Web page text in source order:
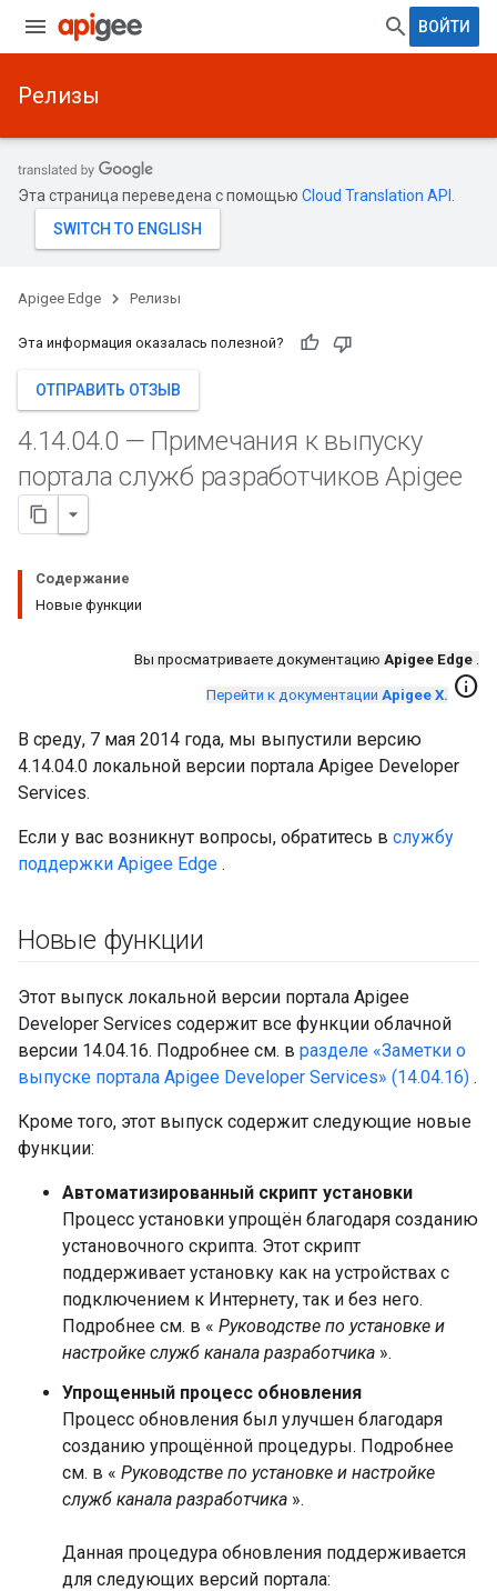
ВОЙТИ
Релизы
Эта страница переведена с помощью Cloud Translation API
Apigee Edge Релизы
Эта информация оказалась полезной?
ОТПРАВИТЬ ОТЗЫВ
4.14.04.0 — Примечания к выпуску
портала служб разработчиков Apigee
Содержание
Новые функции
Вы просматриваете документацию Apigee Edge .
Перейти к документации Apigee X. info
В среду, 7 мая 2014 года, мы выпустили версию
4.14.04.0 локальной версии портала Apigee Developer
Services.
Если у вас возникнут вопросы, обратитесь в службу
поддержки Apigee Edge .
Новые функции
Этот выпуск локальной версии портала Apigee
Developer Services содержит все функции облачной
версии 14.04.16. Подробнее см. в разделе «Заметки о
выпуске портала Apigee Developer Services» (14.04.16) .
Кроме того, этот выпуск содержит следующие новые
функции:
Автоматизированный скрипт установки
Процесс установки упрощён благодаря созданию
установочного скрипта. Этот скрипт
поддерживает установку как на устройствах с
подключением к Интернету, так и без него.
Подробнее см. в « Руководстве по установке и
настройке служб канала разработчика ».
Упрощенный процесс обновления
Процесс обновления был улучшен благодаря
созданию упрощённой процедуры. Подробнее
см. в « Руководстве по установке и настройке
служб канала разработчика ».
Данная процедура обновления поддерживается
для следующих версий портала: